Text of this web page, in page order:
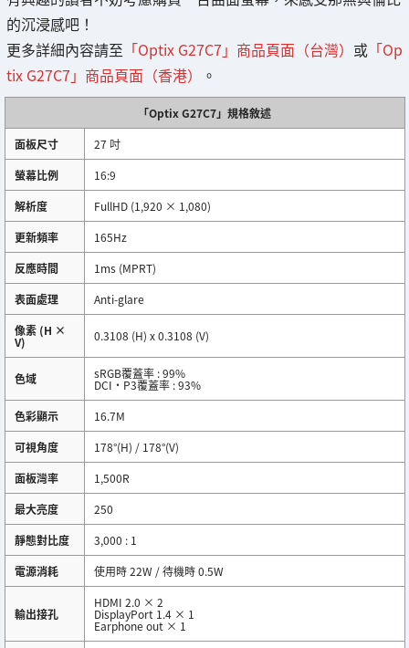
的沉浸感吧！
更多詳細內容請至 「Optix G27C7」商品頁面（台灣） 或 「Op
tix G27C7」商品頁面（香港）
。
「Optix G27C7」規格敘述
面板尺寸
27 吋
螢幕比例
16:9
解析度
FullHD (1,920 × 1,080)
更新頻率
165Hz
反應時間
1ms (MPRT)
表面處理
Anti-glare
像素 (H ×
V) 0.3108 (H) x 0.3108 (V)
色域 sRGB覆蓋率 : 99%
DCI・P3覆蓋率 : 93%
色彩顯示
16.7M
可視角度
178°(H) / 178°(V)
面板灣率
1,500R
最大亮度
250
靜態對比度
3,000 : 1
電源消耗
使用時 22W / 待機時 0.5W
輸出接孔
HDMI 2.0 × 2
DisplayPort 1.4 × 1
Earphone out × 1